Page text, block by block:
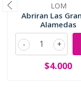
LOM
Abriran Las
Alamedas
+
-
$4.000